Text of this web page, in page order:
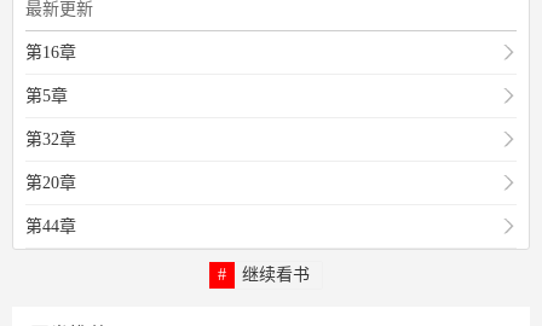
最新更新
第16章
第5章
第32章
第20章
第44章
继续看书